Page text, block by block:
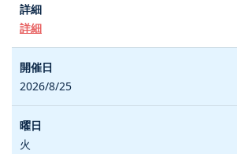
詳細
2026/8/25
火